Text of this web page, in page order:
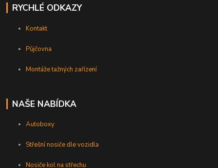
RYCHLÉ ODKAZY
Kontakt
Půjčovna
Montáže tažných zařízení
NAŠE NABÍDKA
Autoboxy
Střešní nosiče dle vozidla
Nosiče kol na střechu